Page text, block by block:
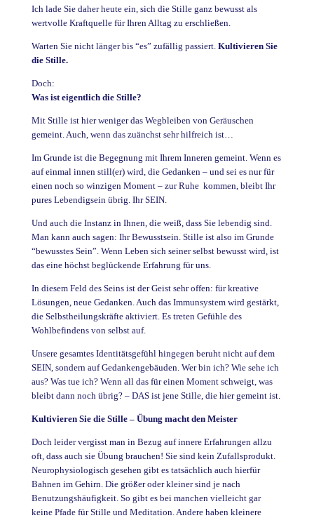
Ich lade Sie daher heute ein, sich die Stille ganz bewusst als
wertvolle Kraftquelle für Ihren Alltag zu erschließen.
Warten Sie nicht länger bis “es” zufällig passiert. Kultivieren Sie
die Stille.
Doch:
Was ist eigentlich die Stille?
Mit Stille ist hier weniger das Wegbleiben von Geräuschen
gemeint. Auch, wenn das zuänchst sehr hilfreich ist…
Im Grunde ist die Begegnung mit Ihrem Inneren gemeint. Wenn es
auf einmal innen still(er) wird, die Gedanken – und sei es nur für
einen noch so winzigen Moment – zur Ruhe kommen, bleibt Ihr
pures Lebendigsein übrig. Ihr SEIN.
Und auch die Instanz in Ihnen, die weiß, dass Sie lebendig sind.
Man kann auch sagen: Ihr Bewusstsein. Stille ist also im Grunde
“bewusstes Sein”. Wenn Leben sich seiner selbst bewusst wird, ist
das eine höchst beglückende Erfahrung für uns.
In diesem Feld des Seins ist der Geist sehr offen: für kreative
Lösungen, neue Gedanken. Auch das Immunsystem wird gestärkt,
die Selbstheilungskräfte aktiviert. Es treten Gefühle des
Wohlbefindens von selbst auf.
Unsere gesamtes Identitätsgefühl hingegen beruht nicht auf dem
SEIN, sondern auf Gedankengebäuden. Wer bin ich? Wie sehe ich
aus? Was tue ich? Wenn all das für einen Moment schweigt, was
bleibt dann noch übrig? – DAS ist jene Stille, die hier gemeint ist.
Kultivieren Sie die Stille – Übung macht den Meister
Doch leider vergisst man in Bezug auf innere Erfahrungen allzu
oft, dass auch sie Übung brauchen! Sie sind kein Zufallsprodukt.
Neurophysiologisch gesehen gibt es tatsächlich auch hierfür
Bahnen im Gehirn. Die größer oder kleiner sind je nach
Benutzungshäufigkeit. So gibt es bei manchen vielleicht gar
keine Pfade für Stille und Meditation. Andere haben kleinere